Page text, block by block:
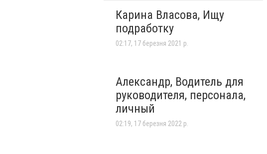
Карина Власова, Ищу
подработку
02:17, 17 березня 2021 р.
Александр, Водитель для
руководителя, персонала,
личный
02:19, 17 березня 2022 р.